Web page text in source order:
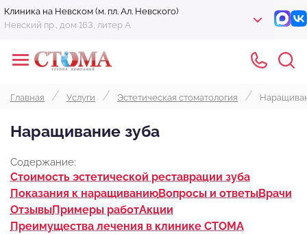
Клиника на Невском (м. пл. Ал. Невского)
Невский пр., дом 163, литер А
Главная Услуги Эстетическая стоматология
Наращивание зуба
Содержание:
Стоимость эстетической реставрации зуба
Показания к наращиваниюВопросы и ответыВрачи
ОтзывыПримеры работАкции
Преимущества лечения в клинике СТОМА